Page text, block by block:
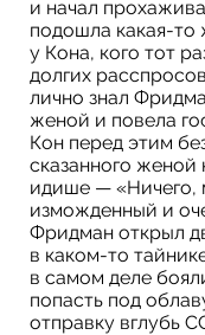
и начал
подошла какая-
у Кона, кого тот
долгих
лично знал
женой и повела
Кон перед этим
сказанного женой
идише —
изможденный и
Фридман открыл
в каком-то
в самом деле
попасть под
отправку вглубь